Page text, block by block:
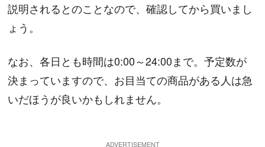
説明されるとのことなので、確認してから買いまし
ょう。
なお、各日とも時間は0:00～24:00まで。予定数が
決まっていますので、お目当ての商品がある人は急
いだほうが良いかもしれません。